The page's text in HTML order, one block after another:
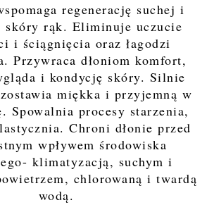
regenerację suchej i
skóry rąk. Eliminuje uczucie
i ściągnięcia oraz łagodzi
Przywraca dłoniom komfort,
i kondycję skóry. Silnie
miękka i przyjemną w
Spowalnia procesy starzenia,
Chroni dłonie przed
wpływem środowiska
klimatyzacją, suchym i
chlorowaną i twardą
wodą.